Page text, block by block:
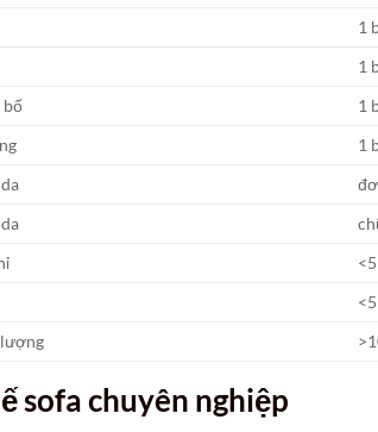
1
1
bố 1
1
sofa chuyên nghiệp